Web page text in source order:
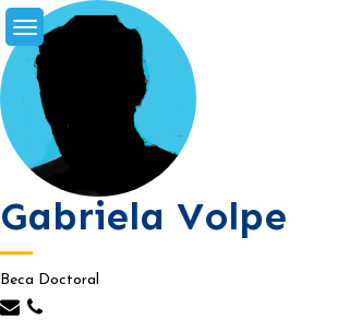
Skip
to
content
Gabriela Volpe
Beca Doctoral